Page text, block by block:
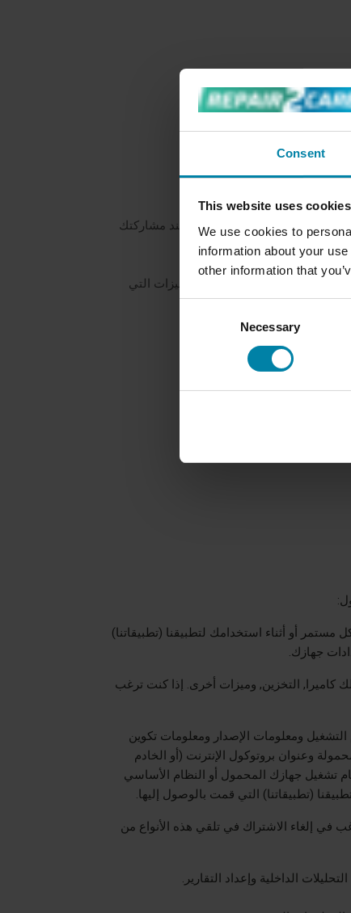
Consent
This website uses cookies
We use cookies to
information about your
other information that
Necessary
أو عن منتجاتنا وخدماتنا، أو عند مشاركتك
التي تقوم بها، والمنتجات والميزات التي
أو أثناء استخدامك لتطبيقنا (تطبيقاتنا)
جهازك.
كاميرا, التخزين, وميزات أخرى. إذا كنت ترغب
ومعلومات الإصدار ومعلومات تكوين
وعنوان بروتوكول الإنترنت (أو الخادم
تشغيل جهازك المحمول أو النظام الأساسي
(تطبيقاتنا) التي قمت بالوصول إليها.
في إلغاء الاشتراك في تلقي هذه الأنواع من
الداخلية وإعداد التقارير.